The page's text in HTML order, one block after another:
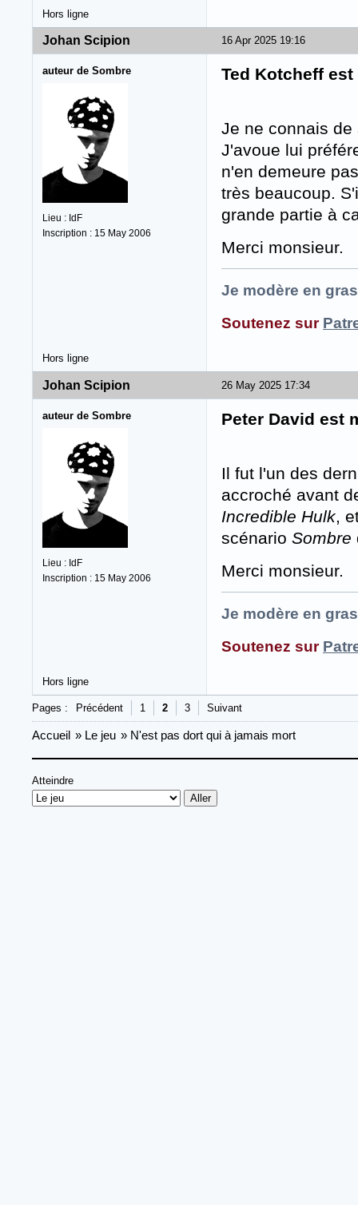
Hors ligne
16 Apr 2025 19:16
Johan Scipion
auteur de Sombre
Lieu : IdF
Inscription : 15 May 2006
Ted Kotcheff est
Je ne connais
J'avoue lui
n'en demeure
très beaucoup.
grande partie à
Merci monsieur.
Je modère en
Soutenez sur
Hors ligne
26 May 2025 17:34
Johan Scipion
auteur de Sombre
Lieu : IdF
Inscription : 15 May 2006
Peter David est
Il fut l'un des
accroché avant
Incredible Hulk,
scénario Sombre
Merci monsieur.
Je modère en
Soutenez sur
Hors ligne
Pages : Précédent 1 2 3 Suivant
Accueil » Le jeu » N'est pas dort qui à jamais mort
Atteindre